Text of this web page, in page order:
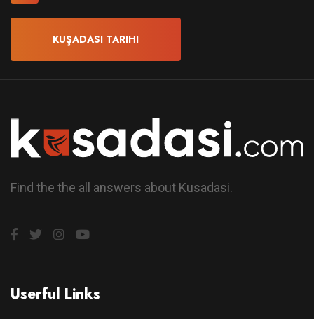
KUŞADASI TARIHI
Find the the all answers about Kusadasi.
Userful Links